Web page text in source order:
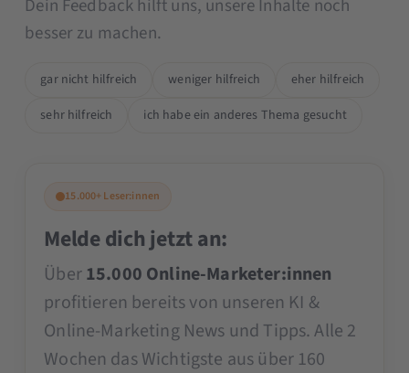
Dein Feedback hilft uns, unsere Inhalte noch
besser zu machen.
gar nicht hilfreich weniger hilfreich
eher hilfreich
sehr hilfreich
ich habe ein anderes Thema gesucht
15.000+ Leser:innen
Melde dich jetzt an:
Über15.000 Online-Marketer:innen
profitieren bereits von unseren KI &
Online-Marketing News und Tipps. Alle 2
Wochen das Wichtigste aus über 160